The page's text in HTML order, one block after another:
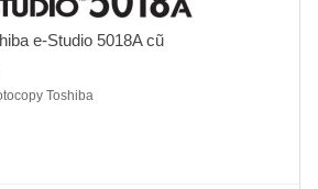
e-Studio 5018A cũ
Toshiba
Studio 2518A máy cũ nhập khẩuChức năng
màu - Kết nối mạng.Màn hình LCD cảm ứng